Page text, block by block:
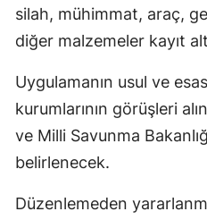
silah, mühimmat, araç,
diğer malzemeler kayıt
Uygulamanın usul ve
kurumlarının görüşleri
ve Milli Savunma
belirlenecek.
Düzenlemeden